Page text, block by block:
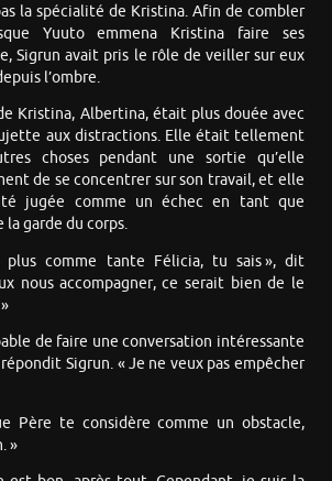
la spécialité de Kristina. Afin de combler
Yuuto emmena Kristina faire ses
Sigrun avait pris le rôle de veiller sur eux
l’ombre.
Kristina, Albertina, était plus douée avec
aux distractions. Elle était tellement
choses pendant une sortie qu’elle
de se concentrer sur son travail, et elle
jugée comme un échec en tant que
garde du corps.
plus comme tante Félicia, tu sais », dit
nous accompagner, ce serait bien de le
de faire une conversation intéressante
Sigrun. « Je ne veux pas empêcher
Père te considère comme un obstacle,
»